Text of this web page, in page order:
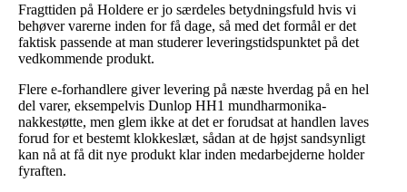
Fragttiden på Holdere er jo særdeles betydningsfuld hvis vi
behøver varerne inden for få dage, så med det formål er det
faktisk passende at man studerer leveringstidspunktet på det
vedkommende produkt.
Flere e-forhandlere giver levering på næste hverdag på en hel
del varer, eksempelvis Dunlop HH1 mundharmonika-
nakkestøtte, men glem ikke at det er forudsat at handlen laves
forud for et bestemt klokkeslæt, sådan at de højst sandsynligt
kan nå at få dit nye produkt klar inden medarbejderne holder
fyraften.